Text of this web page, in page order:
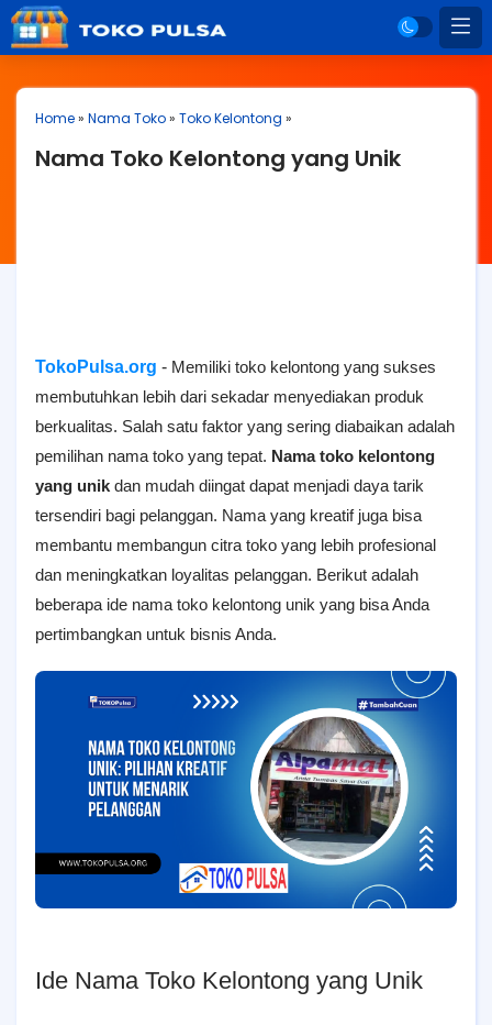
Home» Nama Toko» Toko Kelontong »
Nama Toko Kelontong yang Unik
TokoPulsa.org - Memiliki toko kelontong yang sukses
membutuhkan lebih dari sekadar menyediakan produk
berkualitas. Salah satu faktor yang sering diabaikan adalah
pemilihan nama toko yang tepat. Nama toko kelontong
yang unik dan mudah diingat dapat menjadi daya tarik
tersendiri bagi pelanggan. Nama yang kreatif juga bisa
membantu membangun citra toko yang lebih profesional
dan meningkatkan loyalitas pelanggan. Berikut adalah
beberapa ide nama toko kelontong unik yang bisa Anda
pertimbangkan untuk bisnis Anda.
Ide Nama Toko Kelontong yang Unik